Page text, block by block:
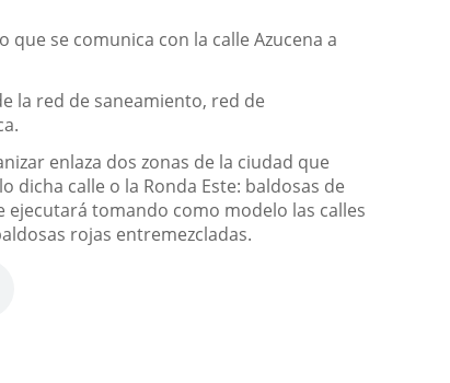
se comunica con la calle Azucena a
la red de saneamiento, red de
enlaza dos zonas de la ciudad que
calle o la Ronda Este: baldosas de
tomando como modelo las calles
rojas entremezcladas.